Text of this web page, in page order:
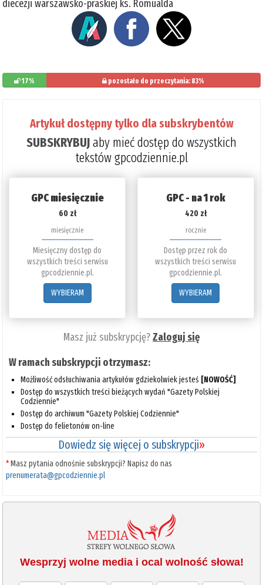
diecezji warszawsko-praskiej ks. Romualda
17% pozostało do przeczytania: 83%
Artykuł dostępny tylko dla subskrybentów
SUBSKRYBUJaby mieć dostęp do wszystkich
tekstów gpcodziennie.pl
GPC miesięcznie
60 zł
miesięcznie
Miesięczny dostęp do
wszystkich treści serwisu
gpcodziennie.pl.
WYBIERAM
GPC - na 1 rok
420 zł
rocznie
Dostęp przez rok do
wszystkich treści serwisu
gpcodziennie.pl.
WYBIERAM
Masz już subskrypcję?Zaloguj się
W ramach subskrypcji otrzymasz:
Możliwość odsłuchiwania artykułów gdziekolwiek jesteś [NOWOŚĆ]
Dostęp do wszystkich treści bieżących wydań "Gazety Polskiej
Codziennie"
Dostęp do archiwum "Gazety Polskiej Codziennie"
Dostęp do felietonów on-line
Dowiedz się więcej o subskrypcji»
*Masz pytania odnośnie subskrypcji? Napisz do nas
prenumerata@gpcodziennie.pl
Wesprzyj wolne media i ocal wolność słowa!